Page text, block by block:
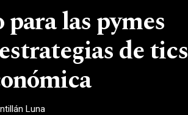
las pymes
de tics
Luna